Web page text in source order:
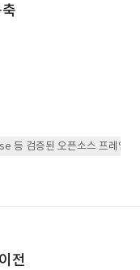
등 검증된 오픈소스 프레임워
전